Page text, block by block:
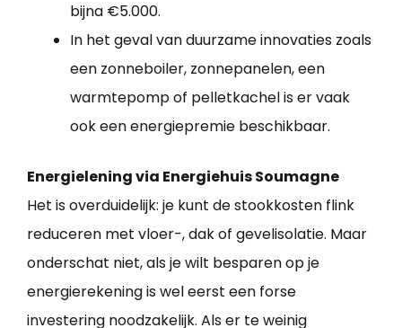
bijna €5.000.
In het geval van duurzame innovaties zoals
een zonneboiler, zonnepanelen, een
warmtepomp of pelletkachel is er vaak
ook een energiepremie beschikbaar.
Energielening via Energiehuis Soumagne
Het is overduidelijk: je kunt de stookkosten flink
reduceren met vloer-, dak of gevelisolatie. Maar
onderschat niet, als je wilt besparen op je
energierekening is wel eerst een forse
investering noodzakelijk. Als er te weinig